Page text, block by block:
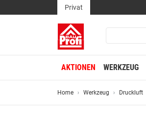
Privat
AKTIONEN WERKZEUG
Home Werkzeug Druckluft